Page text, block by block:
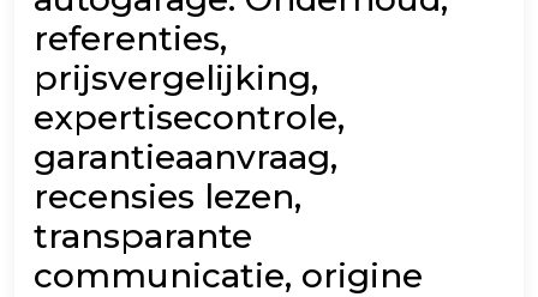
referenties,
prijsvergelijking,
expertisecontrole,
garantieaanvraag,
recensies lezen,
transparante
communicatie, origine